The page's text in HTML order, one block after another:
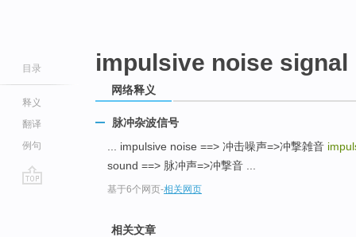
目录
释义
翻译
例句
impulsive noise signal
网络释义
脉冲杂波信号
... impulsive noise ==> 冲击噪声=>冲撃雑音
sound ==> 脉冲声=>冲撃音 ...
基于6个网页-相关网页
相关文章